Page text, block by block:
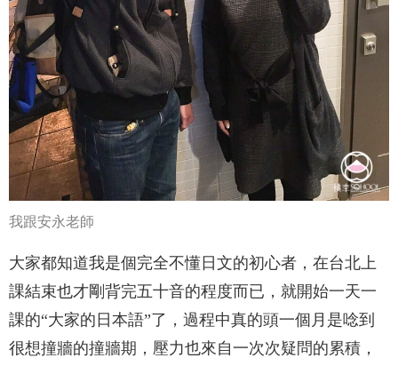
我跟安永老師
大家都知道我是個完全不懂日文的初心者，在台北上
課結束也才剛背完五十音的程度而已，就開始一天一
課的“大家的日本語”了，過程中真的頭一個月是唸到
很想撞牆的撞牆期，壓力也來自一次次疑問的累積，